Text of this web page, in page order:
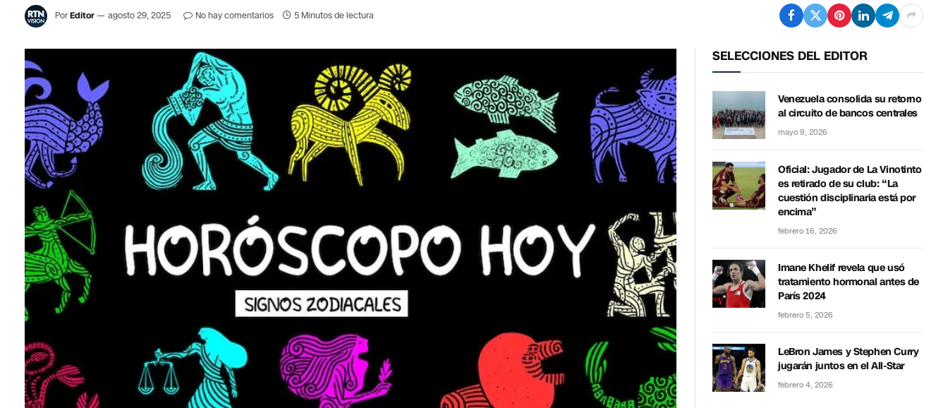
PorEditor agosto 29, 2025 No hay comentarios 5 Minutos de lectura
SELECCIONES DEL EDITOR
Venezuela consolida su retorno
al circuito de bancos centrales
mayo 9, 2026
Oficial: Jugador de La Vinotinto
es retirado de su club: “La
cuestión disciplinaria está por
encima”
febrero 16, 2026
Imane Khelif revela que usó
tratamiento hormonal antes de
París 2024
febrero 5, 2026
LeBron James y Stephen Curry
jugarán juntos en el All-Star
febrero 4, 2026